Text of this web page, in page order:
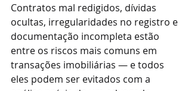
Contratos mal redigidos, dívidas
ocultas, irregularidades no registro e
documentação incompleta estão
entre os riscos mais comuns em
transações imobiliárias — e todos
eles podem ser evitados com a